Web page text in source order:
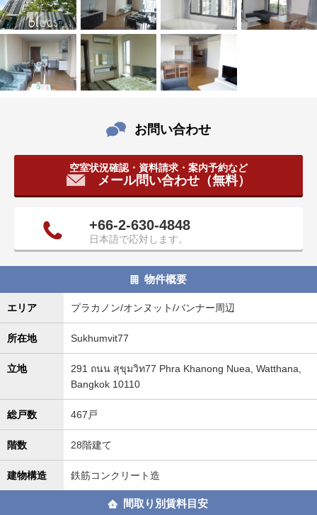
移
動
し
す
。
お問い合わせ
空室状況確認・資料請求・案内予約など
メール問い合わせ（無料）
+66-2-630-4848
日本語で応対します。
物件概要
エリア プラカノン/オンヌット/バンナー周辺
所在地 Sukhumvit77
立地
291 ถนน สุขุมวิท77 Phra Khanong Nuea, Watthana,
Bangkok 10110
総戸数 467戸
階数 28階建て
建物構造 鉄筋コンクリート造
間取り別賃料目安